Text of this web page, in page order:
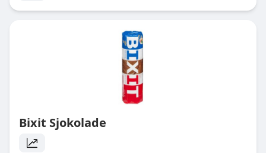
Bixit Sjokolade